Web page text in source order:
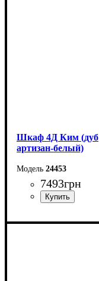
Шкаф 4Д Ким (дуб
артизан-белый)
24453
7493грн
Ширина: 170 см